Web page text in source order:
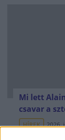
Mi lett
csavar a
HÍREK 2026.